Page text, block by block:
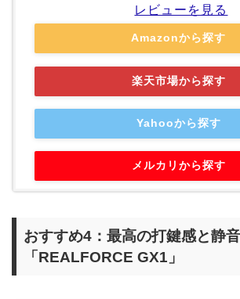
レビューを見る
Amazonから探す
楽天市場から探す
Yahooから探す
メルカリから探す
おすすめ4：最高の打鍵感と静
「REALFORCE GX1」